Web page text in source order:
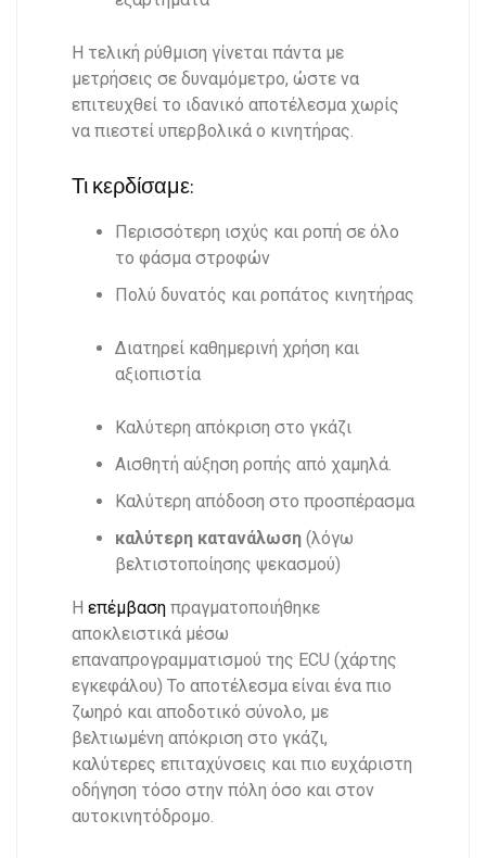
Η τελική ρύθμιση γίνεται πάντα με
μετρήσεις σε δυναμόμετρο, ώστε να
επιτευχθεί το ιδανικό αποτέλεσμα χωρίς
να πιεστεί υπερβολικά ο κινητήρας.
Τι κερδίσαμε:
Περισσότερη ισχύς και ροπή σε όλο
το φάσμα στροφών
Πολύ δυνατός και ροπάτος κινητήρας
Διατηρεί καθημερινή χρήση και
αξιοπιστία
Καλύτερη απόκριση στο γκάζι
Αισθητή αύξηση ροπής από χαμηλά.
Καλύτερη απόδοση στο προσπέρασμα
καλύτερη κατανάλωση (λόγω
βελτιστοποίησης ψεκασμού)
Η επέμβαση πραγματοποιήθηκε
αποκλειστικά μέσω
επαναπρογραμματισμού της ECU (χάρτης
εγκεφάλου) Το αποτέλεσμα είναι ένα πιο
ζωηρό και αποδοτικό σύνολο, με
βελτιωμένη απόκριση στο γκάζι,
καλύτερες επιταχύνσεις και πιο ευχάριστη
οδήγηση τόσο στην πόλη όσο και στον
αυτοκινητόδρομο.